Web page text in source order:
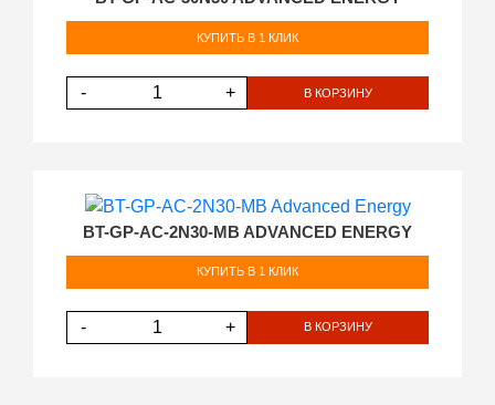
КУПИТЬ В 1 КЛИК
- + В КОРЗИНУ
BT-GP-AC-2N30-MB ADVANCED ENERGY
КУПИТЬ В 1 КЛИК
- + В КОРЗИНУ